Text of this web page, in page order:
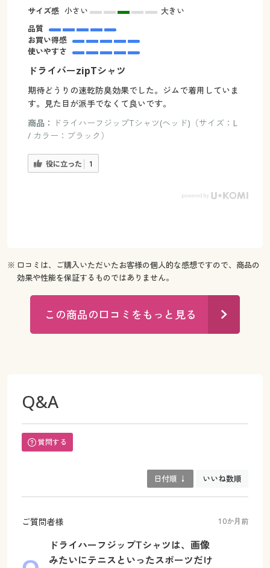
サイズ感 小さい
大きい
品質
お買い得感
使いやすさ
ドライバーzipTシャツ
期待どうりの速乾防臭効果でした。ジムで着用していま
す。見た目が派手でなくて良いです。
商品：
ドライハーフジップTシャツ(ヘッド)（サイズ：L
/ カラー：ブラック）
役に立った 1
※ 口コミは、ご購入いただいたお客様の個人的な感想ですので、商品の
効果や性能を保証するものではありません。
この商品の口コミをもっと見る
Q&A
質問する
日付順 ↓ いいね数順
ご質問者様 10か月前
ドライハーフジップTシャツは、画像
みたいにテニスといったスポーツだけ